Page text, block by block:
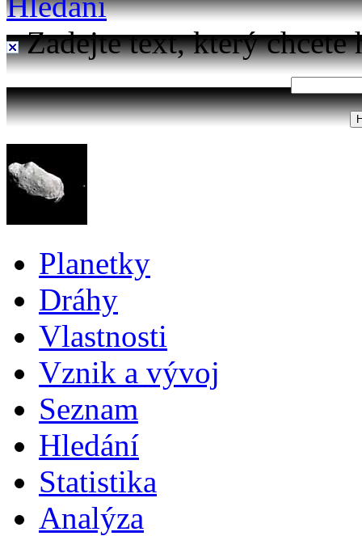
Zadejte text, který chcete
Planetky
Dráhy
Vlastnosti
Vznik a vývoj
Seznam
Hledání
Statistika
Analýza